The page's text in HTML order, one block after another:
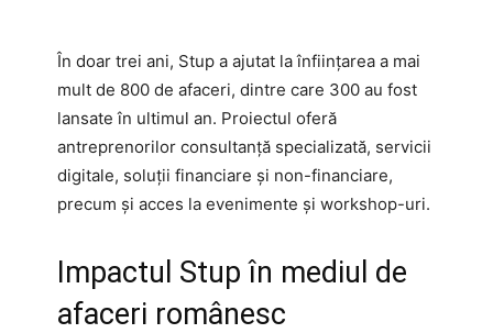
În doar trei ani, Stup a ajutat la înființarea a mai
mult de 800 de afaceri, dintre care 300 au fost
lansate în ultimul an. Proiectul oferă
antreprenorilor consultanță specializată, servicii
digitale, soluții financiare și non-financiare,
precum și acces la evenimente și workshop-uri.
Impactul Stup în mediul de
afaceri românesc